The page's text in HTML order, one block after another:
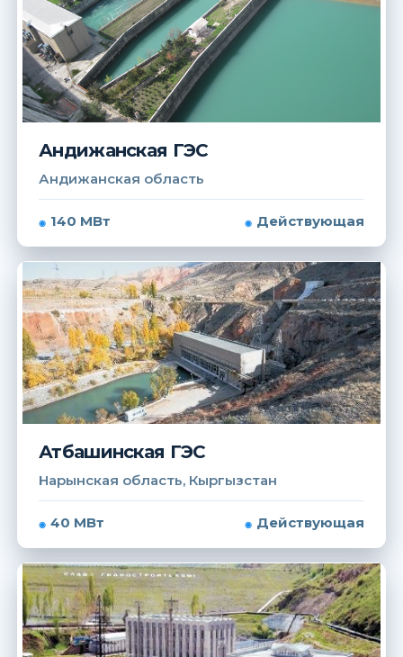
Андижанская ГЭС
Андижанская область
140 МВт Действующая
Атбашинская ГЭС
Нарынская область, Кыргызстан
40 МВт Действующая